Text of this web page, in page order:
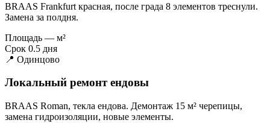
BRAAS Frankfurt красная, после града 8 элементов треснули.
Замена за полдня.
Площадь — м²
Срок 0.5 дня
📍 Одинцово
Локальный ремонт ендовы
BRAAS Roman, текла ендова. Демонтаж 15 м² черепицы,
замена гидроизоляции, новые элементы.